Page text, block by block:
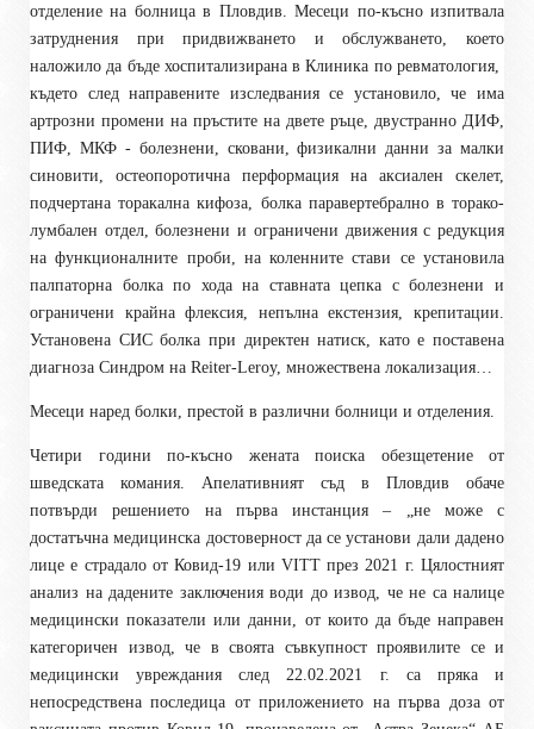
отделение на болница в Пловдив. Месеци по-късно изпитвала
затруднения при придвижването и обслужването, което
наложило да бъде хоспитализирана в Клиника по ревматология,
където след направените изследвания се установило, че има
артрозни промени на пръстите на двете ръце, двустранно ДИФ,
ПИФ, МКФ - болезнени, сковани, физикални данни за малки
синовити, остеопоротична перформация на аксиален скелет,
подчертана торакална кифоза, болка паравертебрално в торако-
лумбален отдел, болезнени и ограничени движения с редукция
на функционалните проби, на коленните стави се установила
палпаторна болка по хода на ставната цепка с болезнени и
ограничени крайна флексия, непълна екстензия, крепитации.
Установена СИС болка при директен натиск, като е поставена
диагноза Синдром на Reiter-Leroy, множествена локализация…
Месеци наред болки, престой в различни болници и отделения.
Четири години по-късно жената поиска обезщетение от
шведската комания. Апелативният съд в Пловдив обаче
потвърди решението на първа инстанция – „не може с
достатъчна медицинска достоверност да се установи дали дадено
лице е страдало от Ковид-19 или VIТТ през 2021 г. Цялостният
анализ на дадените заключения води до извод, че не са налице
медицински показатели или данни, от които да бъде направен
категоричен извод, че в своята съвкупност проявилите се и
медицински увреждания след 22.02.2021 г. са пряка и
непосредствена последица от приложението на първа доза от